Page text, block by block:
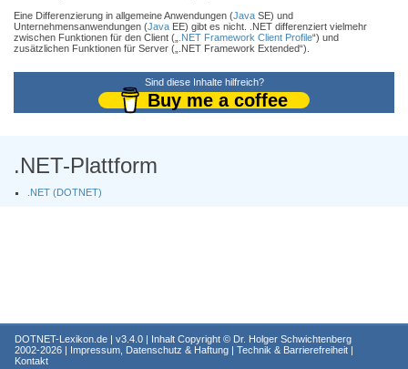
Eine Differenzierung in allgemeine Anwendungen (Java SE) und
Unternehmensanwendungen (Java EE) gibt es nicht. .NET differenziert vielmehr
zwischen Funktionen für den Client („
.NET Framework Client Profile“) und
zusätzlichen Funktionen für Server („.NET Framework Extended“).
Sind diese Inhalte hilfreich?
Buy me a coffee
.NET-Plattform
.NET (DOTNET)
DOTNET-Lexikon.de | v3.4.0 | Inhalt Copyright © Dr. Holger Schwichtenberg
2002-2026 | Impressum, Datenschutz & Haftung | Technik & Barrierefreiheit |
Kontakt